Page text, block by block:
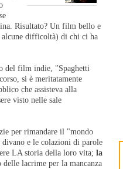
Risultato? Un film bello e
alcune difficoltà) di chi ci ha
del film indie, "Spaghetti
si è meritatamente
che assisteva alla
visto nelle sale
per rimandare il "mondo
divano e le colazioni di parole
LA storia della loro vita; la
lacrime per la mancanza